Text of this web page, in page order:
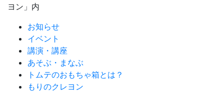
ヨン」内
お知らせ
イベント
講演・講座
あそぶ・まなぶ
トムテのおもちゃ箱とは？
もりのクレヨン